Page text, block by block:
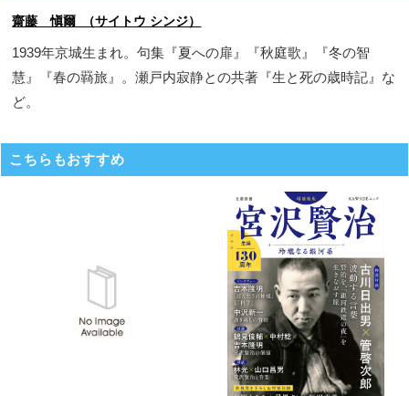
齋藤 愼爾 （サイトウ シンジ）
1939年京城生まれ。句集『夏への扉』『秋庭歌』『冬の智
慧』『春の羇旅』。瀬戸内寂静との共著『生と死の歳時記』な
ど。
こちらもおすすめ